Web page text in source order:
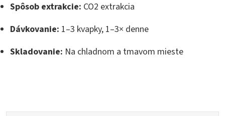
Spôsob extrakcie: CO2 extrakcia
Dávkovanie: 1–3 kvapky, 1–3× denne
Skladovanie: Na chladnom a tmavom mieste